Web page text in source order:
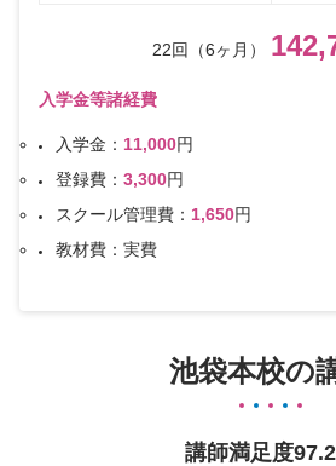
22回（6ヶ月）
入学金等諸経費
入学金： 11,000円
登録費： 3,300円
スクール管理費： 1,650円
教材費：実費
池袋本校の
講師満足度